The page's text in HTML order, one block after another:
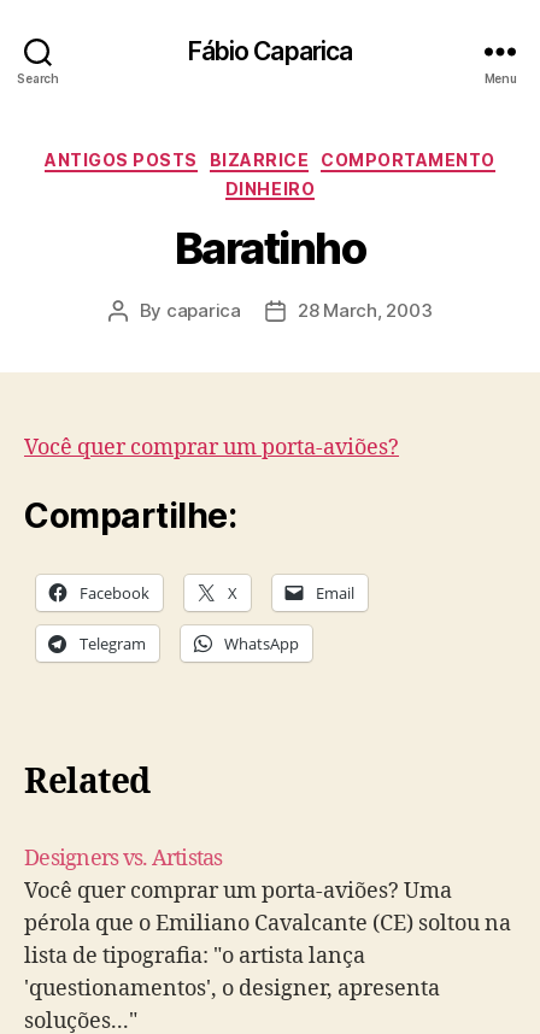
Search
Fábio Caparica
Menu
Categories
ANTIGOS POSTS BIZARRICE
COMPORTAMENTO
DINHEIRO
Baratinho
Post
By caparica
Post28 March, 2003
Você quer comprar um porta-aviões?
Compartilhe:
Facebook X Email
Telegram WhatsApp
Related
Designers vs. Artistas
Você quer comprar um porta-aviões? Uma
pérola que o Emiliano Cavalcante (CE) soltou na
lista de tipografia: "o artista lança
'questionamentos', o designer, apresenta
soluções..."